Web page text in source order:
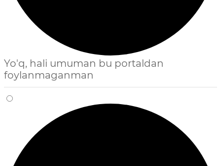
Yo'q, hali umuman bu portaldan
foylanmaganman